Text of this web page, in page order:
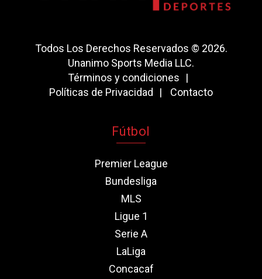
Todos Los Derechos Reservados © 2026.
Unanimo Sports Media LLC.
Términos y condiciones
Políticas de Privacidad
Contacto
Fútbol
Premier League
Bundesliga
MLS
Ligue 1
Serie A
LaLiga
Concacaf